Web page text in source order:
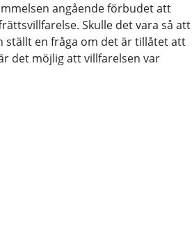
angående förbudet att
Skulle det vara så att
ställt en fråga om det är tillåtet att
det möjlig att villfarelsen var